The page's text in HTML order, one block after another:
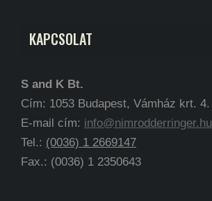
KAPCSOLAT
S and K Bt.
Cím: 1053 Budapest, Vámház krt. 4.
E-mail cím: info@nimrodderringer.hu
Tel.: (0036) 1 2669147
Fax.: (0036) 1 2350643